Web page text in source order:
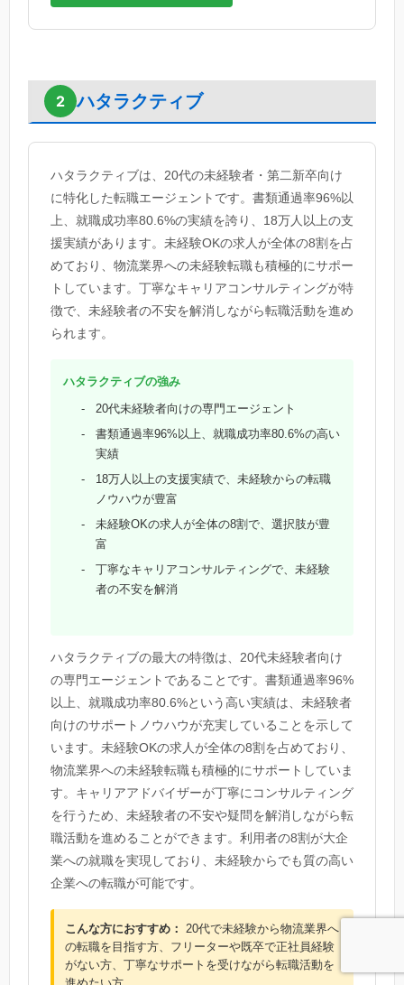
2 ハタラクティブ
ハタラクティブは、20代の未経験者・第二新卒向け
に特化した転職エージェントです。書類通過率96%以
上、就職成功率80.6%の実績を誇り、18万人以上の支
援実績があります。未経験OKの求人が全体の8割を占
めており、物流業界への未経験転職も積極的にサポー
トしています。丁寧なキャリアコンサルティングが特
徴で、未経験者の不安を解消しながら転職活動を進め
られます。
ハタラクティブの強み
20代未経験者向けの専門エージェント
書類通過率96%以上、就職成功率80.6%の高い
実績
18万人以上の支援実績で、未経験からの転職
ノウハウが豊富
未経験OKの求人が全体の8割で、選択肢が豊
富
丁寧なキャリアコンサルティングで、未経験
者の不安を解消
ハタラクティブの最大の特徴は、20代未経験者向け
の専門エージェントであることです。書類通過率96%
以上、就職成功率80.6%という高い実績は、未経験者
向けのサポートノウハウが充実していることを示して
います。未経験OKの求人が全体の8割を占めており、
物流業界への未経験転職も積極的にサポートしていま
す。キャリアアドバイザーが丁寧にコンサルティング
を行うため、未経験者の不安や疑問を解消しながら転
職活動を進めることができます。利用者の8割が大企
業への就職を実現しており、未経験からでも質の高い
企業への転職が可能です。
こんな方におすすめ： 20代で未経験から物流業界へ
の転職を目指す方、フリーターや既卒で正社員経験
がない方、丁寧なサポートを受けながら転職活動を